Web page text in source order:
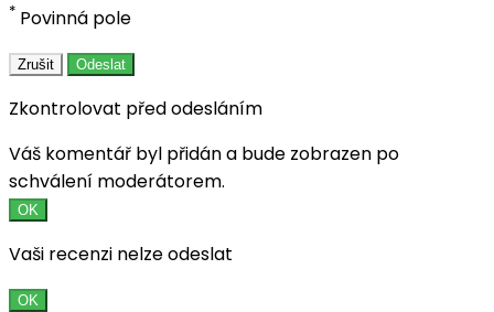
* Povinná pole
Zrušit Odeslat
Zkontrolovat před odesláním
Váš komentář byl přidán a bude zobrazen po
schválení moderátorem.
OK
Vaši recenzi nelze odeslat
OK